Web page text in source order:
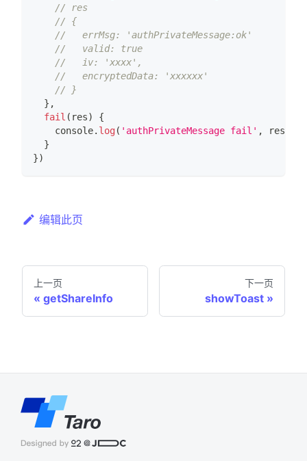
// res
// {
//   errMsg: 'authPrivateMessage:ok'
//   valid: true
//   iv: 'xxxx',
//   encryptedData: 'xxxxxx'
// }
} ,
fail ( res)
{
console. log( 'authPrivateMessage fail' , res
}
})
编辑此页
上一页
getShareInfo
下一页
showToast